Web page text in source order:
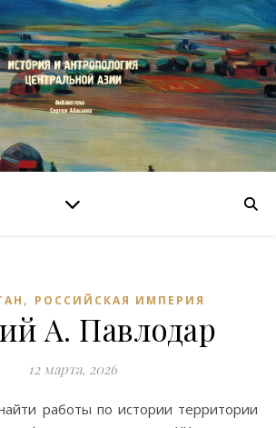
, РОССИЙСКАЯ ИМПЕРИЯ
А. Павлодар
12 марта, 2026